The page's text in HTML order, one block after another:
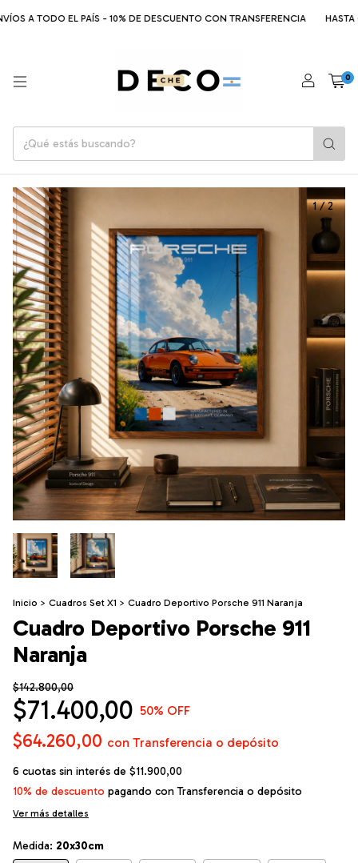
A TODO EL PAÍS - 10% DE DESCUENTO CON TRANSFERENCIA HASTA 6
0
1/2
Inicio > Cuadros Set X1 > Cuadro Deportivo Porsche 911 Naranja
Cuadro Deportivo Porsche 911
Naranja
$142.800,00
$71.400,00 50% OFF
$64.260,00 con Transferencia o depósito
6 cuotas sin interés de $11.900,00
10% de descuento pagando con Transferencia o depósito
Ver más detalles
Medida: 20x30cm